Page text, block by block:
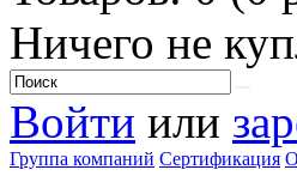
Ничего не
Войти или
Группа компаний Сертификация